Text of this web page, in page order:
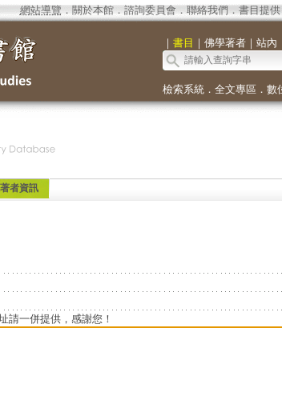
網站導覽 ． 關於本館． 諮詢委員會． 聯絡我們 ． 書目提供
｜ 書目 ｜ 佛學著者｜ 站內
檢索系統． 全文專區 ． 數
者資訊
請一併提供，感謝您！